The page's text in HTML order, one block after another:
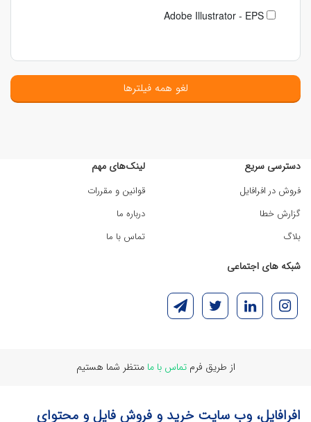
Adobe Illustrator - EPS
لغو همه فیلترها
دسترسی سریع
فروش در افرافایل
گزارش خطا
بلاگ
لینک‌های مهم
قوانین و مقررات
درباره ما
تماس با ما
شبکه های اجتماعی
از طریق فرمتماس با ما منتظر شما هستیم
افرافایل، وب سایت خرید و فروش فایل و محتوای